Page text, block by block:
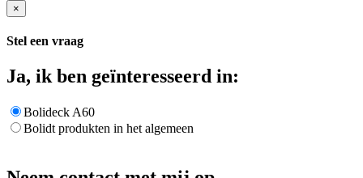
×
Stel een vraag
Ja, ik ben geïnteresseerd in:
Bolideck A60
Bolidt produkten in het algemeen